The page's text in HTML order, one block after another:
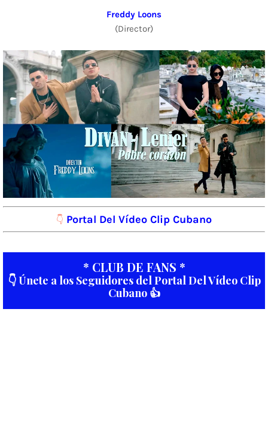
Freddy Loons
(Director)
👇 Portal Del Vídeo Clip Cubano
* CLUB DE FANS *
👇 Únete a los Seguidores del Portal Del Vídeo Clip
Cubano 👍